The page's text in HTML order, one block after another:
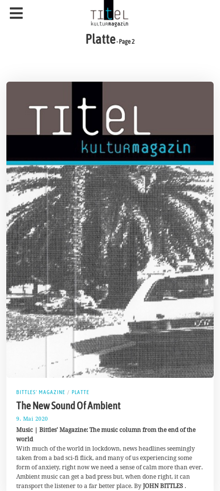
Platte- Page 2
BITTLES' MAGAZINE / PLATTE
The New Sound Of Ambient
9. Mai 2020
5
.
a
i
0
2
0
Music | Bittles’ Magazine: The music column from the end of the
world
With much of the world in lockdown, news headlines seemingly
taken from a bad sci-fi flick, and many of us experiencing some
form of anxiety, right now we need a sense of calm more than ever.
Ambient music can get a bad press but, when done right, it can
transport the listener to a far better place. ByJOHN BITTLES.